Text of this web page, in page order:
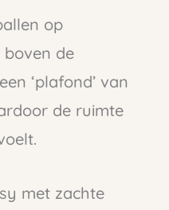
op
de
‘plafond’ van
de ruimte
met zachte